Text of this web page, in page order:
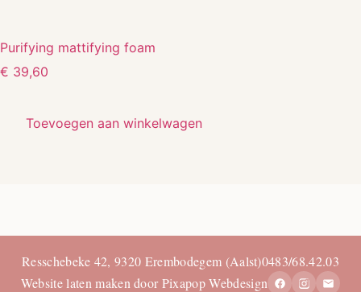
Purifying mattifying foam
€ 39,60
Toevoegen aan winkelwagen
Resschebeke 42, 9320 Erembodegem (Aalst)0483/68.42.03
Website laten maken door Pixapop Webdesign